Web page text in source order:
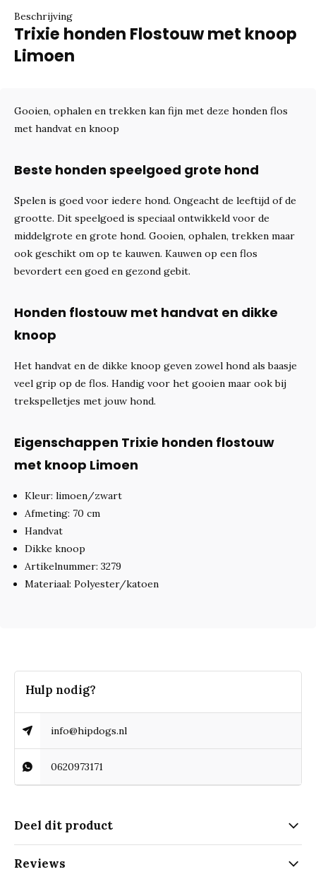
Beschrijving
Trixie honden Flostouw met knoop
Limoen
Gooien, ophalen en trekken kan fijn met deze honden flos
met handvat en knoop
Beste honden speelgoed grote hond
Spelen is goed voor iedere hond. Ongeacht de leeftijd of de
grootte. Dit speelgoed is speciaal ontwikkeld voor de
middelgrote en grote hond. Gooien, ophalen, trekken maar
ook geschikt om op te kauwen. Kauwen op een flos
bevordert een goed en gezond gebit.
Honden flostouw met handvat en dikke
knoop
Het handvat en de dikke knoop geven zowel hond als baasje
veel grip op de flos. Handig voor het gooien maar ook bij
trekspelletjes met jouw hond.
Eigenschappen Trixie honden flostouw
met knoop Limoen
Kleur: limoen/zwart
Afmeting: 70 cm
Handvat
Dikke knoop
Artikelnummer: 3279
Materiaal: Polyester/katoen
Hulp nodig?
info@hipdogs.nl
0620973171
Deel dit product
Reviews